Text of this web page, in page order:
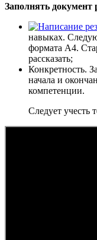
Заполнять документ
навыках.
формата А4.
рассказать;
Конкретность.
начала и
компетенции.
Следует учесть